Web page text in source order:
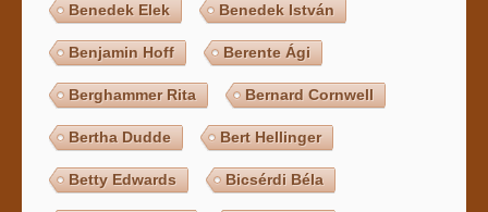
Benedek Elek Benedek István
Benjamin Hoff Berente Ági
Berghammer Rita Bernard Cornwell
Bertha Dudde Bert Hellinger
Betty Edwards Bicsérdi Béla